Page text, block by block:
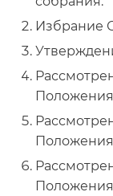
Избрание